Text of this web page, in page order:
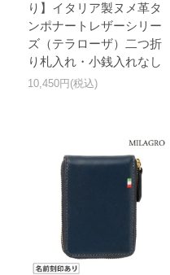
り】イタリア製ヌメ革タ
ンポナートレザーシリー
ズ（テラローザ）二つ折
り札入れ・小銭入れなし
10,450円(税込)